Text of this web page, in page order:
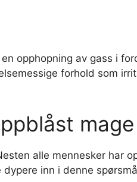
opphopning av gass i
forhold som
mage
alle mennesker har
inn i denne